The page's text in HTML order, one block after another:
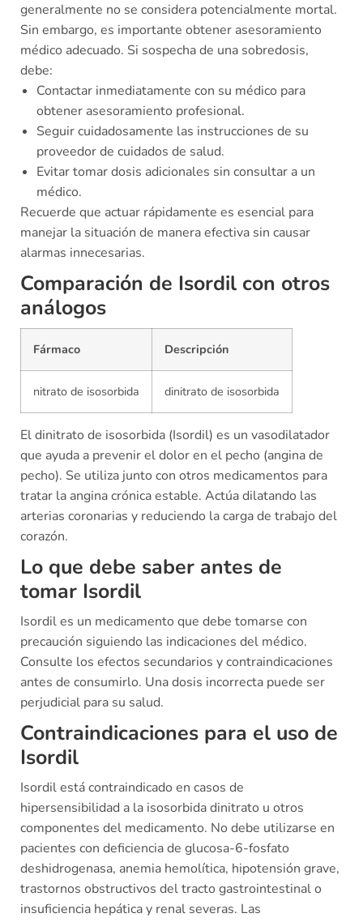
generalmente no se considera potencialmente mortal.
Sin embargo, es importante obtener asesoramiento
médico adecuado. Si sospecha de una sobredosis,
debe:
Contactar inmediatamente con su médico para
obtener asesoramiento profesional.
Seguir cuidadosamente las instrucciones de su
proveedor de cuidados de salud.
Evitar tomar dosis adicionales sin consultar a un
médico.
Recuerde que actuar rápidamente es esencial para
manejar la situación de manera efectiva sin causar
alarmas innecesarias.
Comparación de Isordil con otros
análogos
Fármaco Descripción
nitrato de isosorbida dinitrato de isosorbida
El dinitrato de isosorbida (Isordil) es un vasodilatador
que ayuda a prevenir el dolor en el pecho (angina de
pecho). Se utiliza junto con otros medicamentos para
tratar la angina crónica estable. Actúa dilatando las
arterias coronarias y reduciendo la carga de trabajo del
corazón.
Lo que debe saber antes de
tomar Isordil
Isordil es un medicamento que debe tomarse con
precaución siguiendo las indicaciones del médico.
Consulte los efectos secundarios y contraindicaciones
antes de consumirlo. Una dosis incorrecta puede ser
perjudicial para su salud.
Contraindicaciones para el uso de
Isordil
Isordil está contraindicado en casos de
hipersensibilidad a la isosorbida dinitrato u otros
componentes del medicamento. No debe utilizarse en
pacientes con deficiencia de glucosa-6-fosfato
deshidrogenasa, anemia hemolítica, hipotensión grave,
trastornos obstructivos del tracto gastrointestinal o
insuficiencia hepática y renal severas. Las